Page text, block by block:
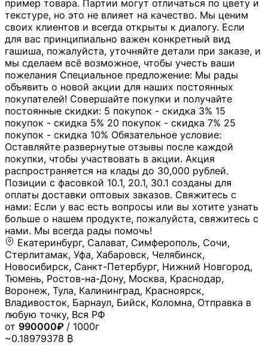
пример товара. Партии могут отличаться по цвету и
текстуре, но это не влияет на качество. Мы ценим
своих клиентов и всегда открыты к диалогу. Если
для вас принципиально важен конкретный вид
гашиша, пожалуйста, уточняйте детали при заказе, и
мы сделаем всё возможное, чтобы учесть ваши
пожелания Специальное предложение: Мы рады
объявить о новой акции для наших постоянных
покупателей! Совершайте покупки и получайте
постоянные скидки: 5 покупок - скидка 3% 15
покупок - скидка 5% 20 покупок - скидка 7% 25
покупок - скидка 10% Обязательное условие:
Оставляйте развернутые отзывы после каждой
покупки, чтобы участвовать в акции. Акция
распространяется на клады до 30,000 рублей.
Позиции с фасовкой 10.1, 20.1, 30.1 созданы для
оплаты доставки оптовых заказов. Свяжитесь с
нами: Если у вас есть вопросы или вы хотите узнать
больше о нашем продукте, пожалуйста, свяжитесь с
нами. Мы всегда рады помочь!
Екатеринбург, Салават, Симферополь, Сочи,
Стерлитамак, Уфа, Хабаровск, Челябинск,
Новосибирск, Санкт-Петербург, Нижний Новгород,
Тюмень, Ростов-на-Дону, Москва, Краснодар,
Воронеж, Тула, Калининград, Красноярск,
Владивосток, Барнаул, Бийск, Коломна, Отправка в
любую точку, Вся РФ
от 990000₽ / 1000г
~0.18979378 ₿